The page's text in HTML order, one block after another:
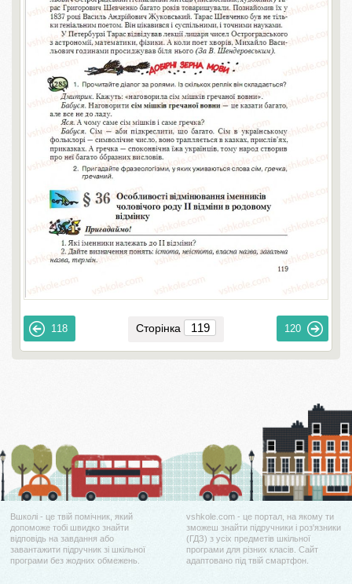
118 Сторінка 120
Вшколі - це твій помічник, який
допоможе тобі швидко знайти
відповідь на завдання або
завантажити підручник зі шкільної
програми без жодних обмежень.
vshkole.com - це портал, на якому ти
зможеш знайти підручники і роз'язники
(ГДЗ) з усіх предметів шкільної
програми для різних класів. Сайт
адаптовано під твій смартфон.